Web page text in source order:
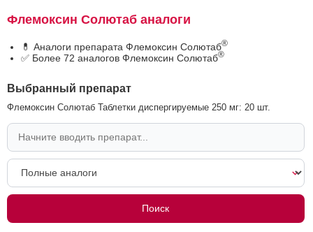
Флемоксин Солютаб аналоги
💊 Аналоги препарата Флемоксин Солютаб®
✅ Более 72 аналогов Флемоксин Солютаб®
Выбранный препарат
Флемоксин Солютаб Таблетки диспергируемые 250 мг: 20 шт.